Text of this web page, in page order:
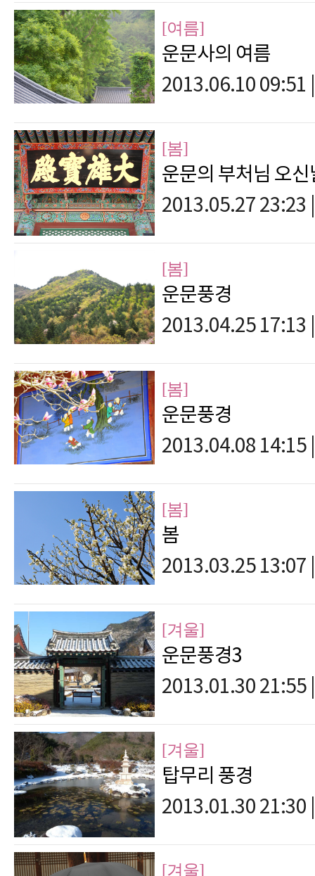
[여름]
운문사의 여름
2013.06.10 09:51
[봄]
운문의 부처님 오신
2013.05.27 23:23
[봄]
운문풍경
2013.04.25 17:13
[봄]
운문풍경
2013.04.08 14:15
[봄]
봄
2013.03.25 13:07
[겨울]
운문풍경3
2013.01.30 21:55
[겨울]
탑무리 풍경
2013.01.30 21:30
[겨울]